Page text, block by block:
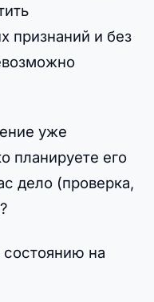
признаний и без
уже
планируете его
дело (проверка,
на